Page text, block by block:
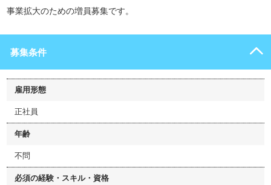
事業拡大のための増員募集です。
募集条件
雇用形態
正社員
年齢
不問
必須の経験・スキル・資格